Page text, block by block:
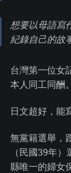
想要以母語寫
紀錄自己的故
台灣第一位女
本人同工同酬。
日文超好，能
無黨籍選舉，
（民國39年
縣唯一的婦女